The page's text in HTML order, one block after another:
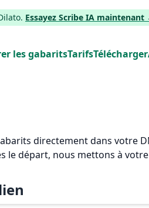
Essayez Scribe IA maintenant
les gabaritsTarifsTélécharger
directement dans votre
le départ, nous mettons à